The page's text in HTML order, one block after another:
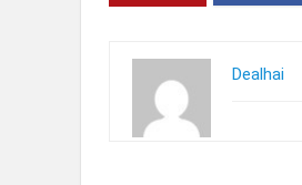
Dealhai